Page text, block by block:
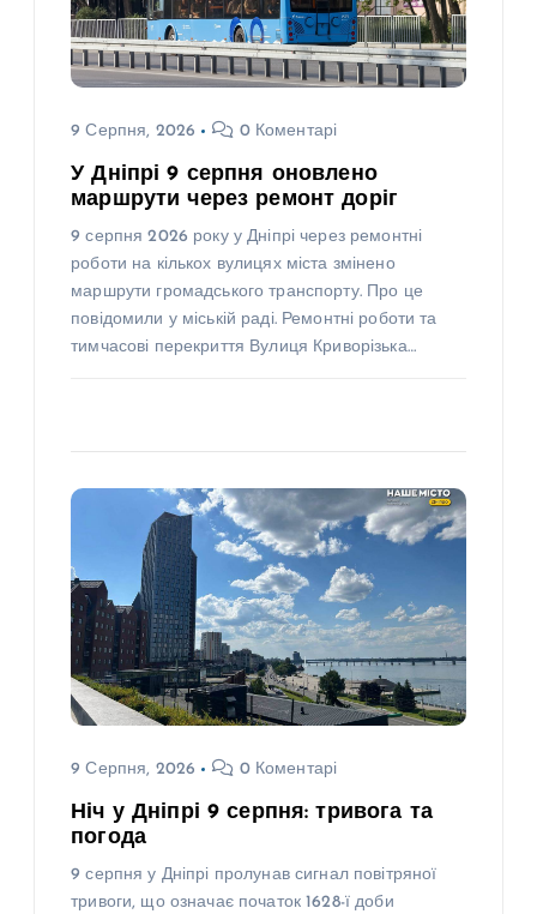
9 Серпня, 2026 0 Коментарі
У Дніпрі 9 серпня оновлено
маршрути через ремонт доріг
9 серпня 2026 року у Дніпрі через ремонтні
роботи на кількох вулицях міста змінено
маршрути громадського транспорту. Про це
повідомили у міській раді. Ремонтні роботи та
тимчасові перекриття Вулиця Криворізька…
9 Серпня, 2026 0 Коментарі
Ніч у Дніпрі 9 серпня: тривога та
погода
9 серпня у Дніпрі пролунав сигнал повітряної
тривоги, що означає початок 1628-ї доби